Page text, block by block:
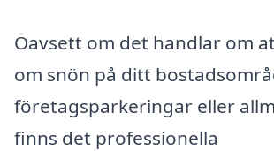
Oavsett om det handlar om
om snön på ditt
företagsparkeringar eller
finns det professionella